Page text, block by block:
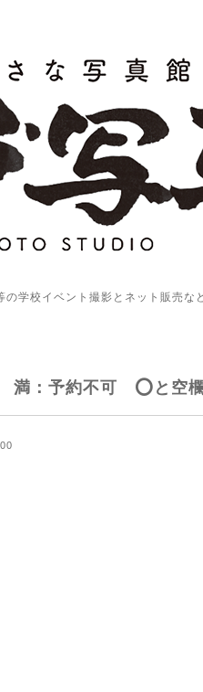
学校イベント撮影とネット販売な
満：予約不可 ⭕️と空